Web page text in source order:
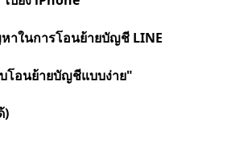
าในการโอนย้ายบัญชี LINE
โอนย้ายบัญชีแบบง่าย"
)